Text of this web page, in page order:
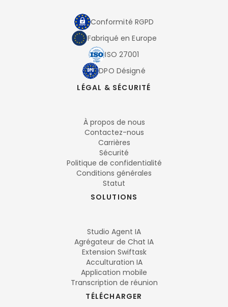
Conformité RGPD
Fabriqué en Europe
ISO 27001
DPO Désigné
LÉGAL & SÉCURITÉ
À propos de nous
Contactez-nous
Carrières
Sécurité
Politique de confidentialité
Conditions générales
Statut
SOLUTIONS
Studio Agent IA
Agrégateur de Chat IA
Extension Swiftask
Acculturation IA
Application mobile
Transcription de réunion
TÉLÉCHARGER